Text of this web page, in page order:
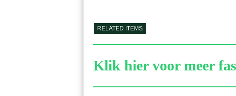
RELATED ITEMS
Klik hier voor meer